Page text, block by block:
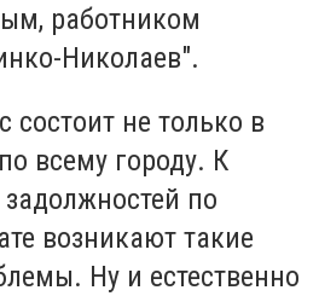
работником
Николаев".
состоит не только в
всему городу. К
по
возникают такие
Ну и естественно